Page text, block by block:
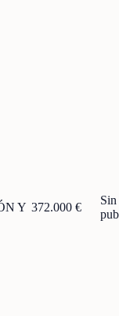
Y 372.000 €